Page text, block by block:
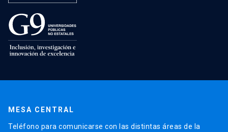
MESA CENTRAL
Teléfono para comunicarse con las distintas áreas de la